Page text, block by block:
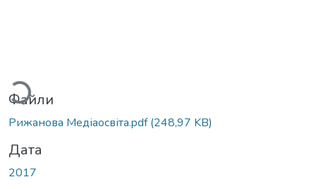
Вантажиться...
Файли
Рижанова Медіаосвіта.pdf(248,97 KB)
Дата
2017